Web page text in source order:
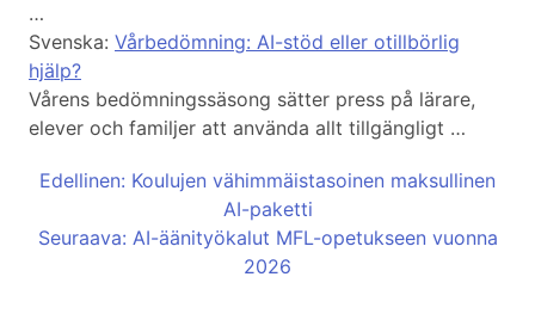
…
Svenska: Vårbedömning: AI-stöd eller otillbörlig
hjälp?
Vårens bedömningssäsong sätter press på lärare,
elever och familjer att använda allt tillgängligt …
Edellinen: Koulujen vähimmäistasoinen maksullinen
AI-paketti
Seuraava: AI-äänityökalut MFL-opetukseen vuonna
2026